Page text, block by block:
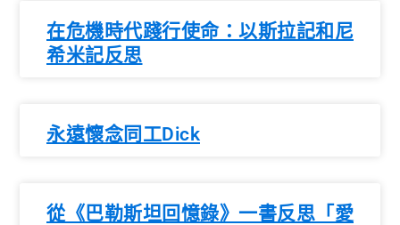
在危機時代踐行使命：以斯拉記和尼
希米記反思
永遠懷念同工Dick
從《巴勒斯坦回憶錄》一書反思「愛